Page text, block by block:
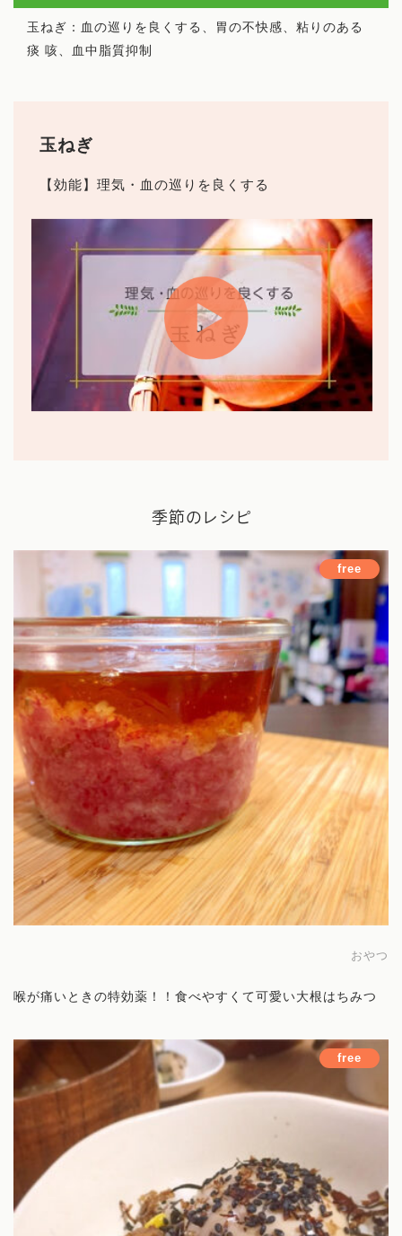
ホーム
Works
プロフィール
まいにち薬膳とは
サービス
薬膳講座
お料理レッスン
講師
旅する薬膳
お問い合わせ
玉ねぎ：血の巡りを良くする、胃の不快感、粘りのある
痰 咳、血中脂質抑制
玉ねぎ
【効能】理気・血の巡りを良くする
季節のレシピ
free
おやつ
喉が痛いときの特効薬！！食べやすくて可愛い大根はちみつ
free